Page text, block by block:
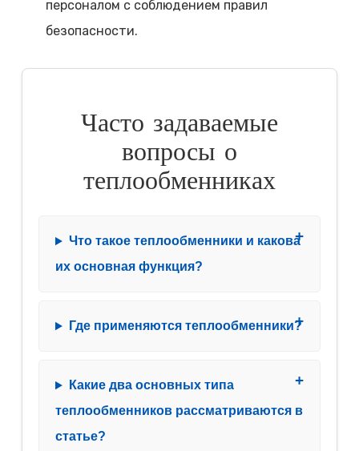
персоналом с соблюдением правил
безопасности.
Часто задаваемые
вопросы о
теплообменниках
Что такое теплообменники и какова
их основная функция?
Где применяются теплообменники?
Какие два основных типа
теплообменников рассматриваются в
статье?